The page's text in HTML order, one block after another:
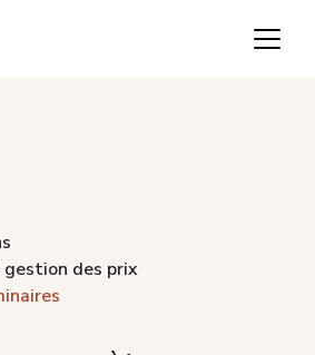
des prix